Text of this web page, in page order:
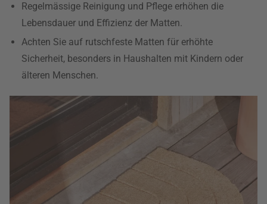
Regelmässige Reinigung und Pflege erhöhen die
Lebensdauer und Effizienz der Matten.
Achten Sie auf rutschfeste Matten für erhöhte
Sicherheit, besonders in Haushalten mit Kindern oder
älteren Menschen.